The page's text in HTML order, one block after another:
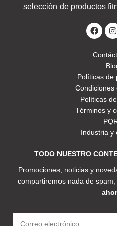
selección de productos
Políticas de
Condiciones
Políticas
Términos y
Industria y
TODO NUESTRO
Promociones, noticias y
compartiremos nada de spam,